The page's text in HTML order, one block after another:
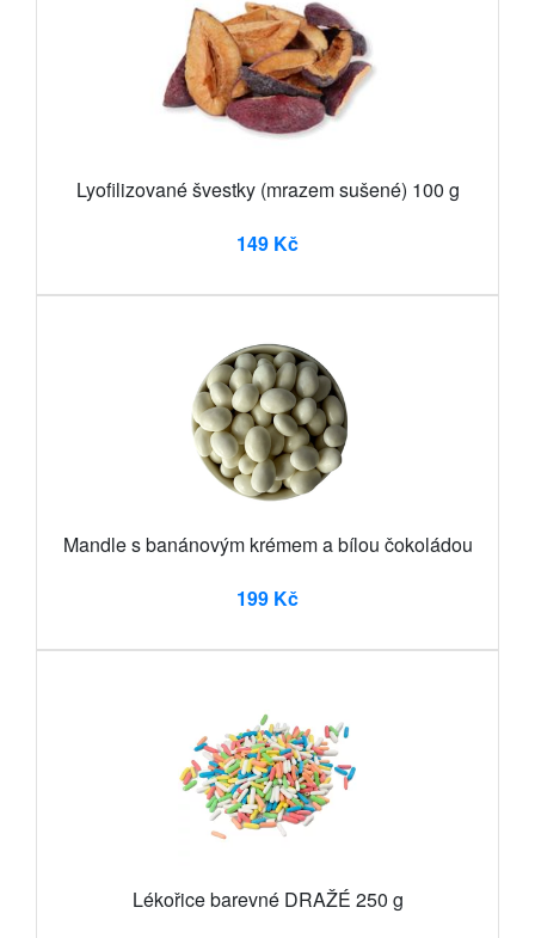
Lyofilizované švestky (mrazem sušené) 100 g
149 Kč
Mandle s banánovým krémem a bílou čokoládou
199 Kč
Lékořice barevné DRAŽÉ 250 g